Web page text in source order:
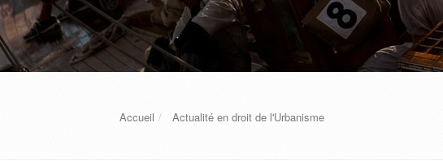
Accueil Actualité en droit de l'Urbanisme